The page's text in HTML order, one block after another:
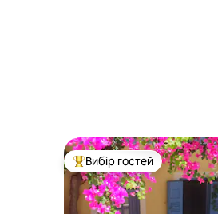
Топ вибір гостей
Вибір гостей